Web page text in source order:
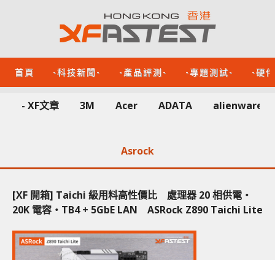
首頁 -科技新聞- -產品評測- -專題測試- -硬
- XF文章 3M Acer ADATA alienware
Asrock
[XF 開箱] Taichi 級用料高性價比 處理器 20 相供電‧
20K 電容‧TB4 + 5GbE LAN ASRock Z890 Taichi Lite